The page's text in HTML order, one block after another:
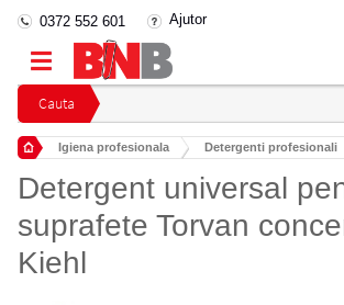
Cauta
0372 552 601 Ajutor
Igiena profesionala
Detergenti profesionali
Detergent universal
suprafete Torvan
Kiehl